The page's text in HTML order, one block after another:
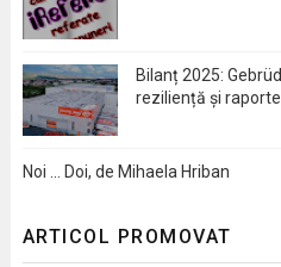
Bilanț 2025:
reziliență și
Noi … Doi, de Mihaela Hriban
ARTICOL PROMOVAT